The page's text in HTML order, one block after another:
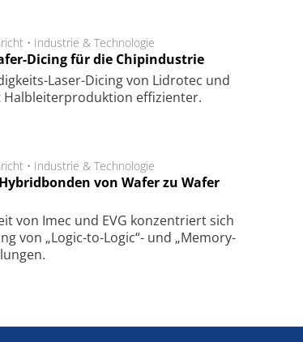
• Industrie & Technologie
Dicing für die Chipindustrie
Laser-Dicing von Lidrotec und
Halb­lei­ter­pro­duk­tion ef­fi­zien­ter.
• Industrie & Technologie
von Wafer zu Wafer
von Imec und EVG kon­zen­triert sich
von „Logic-to-Logic“- und „Memory-